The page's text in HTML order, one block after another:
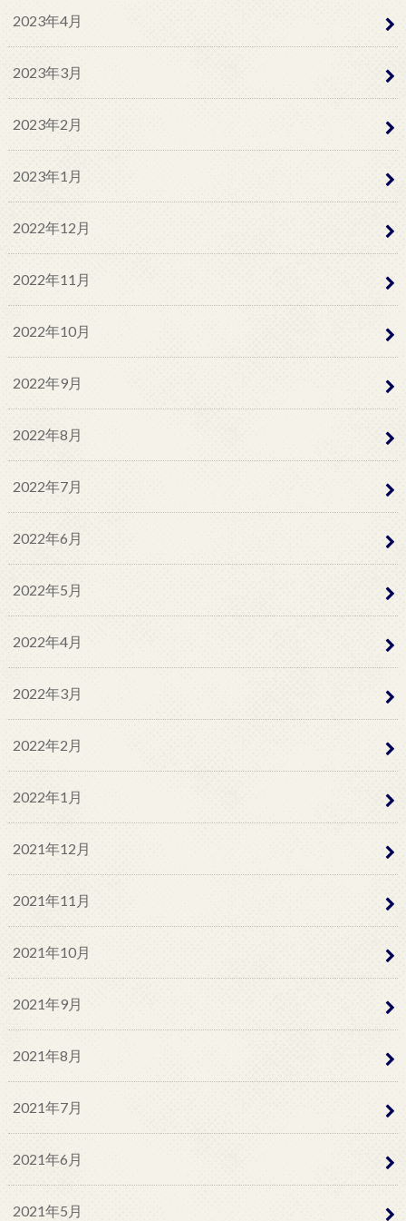
2023年4月
2023年3月
2023年2月
2023年1月
2022年12月
2022年11月
2022年10月
2022年9月
2022年8月
2022年7月
2022年6月
2022年5月
2022年4月
2022年3月
2022年2月
2022年1月
2021年12月
2021年11月
2021年10月
2021年9月
2021年8月
2021年7月
2021年6月
2021年5月